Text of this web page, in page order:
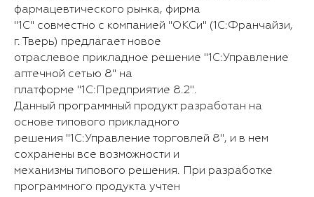
фармацевтического рынка, фирма
"1С" совместно с компанией "ОКСи" (1С:Франчайзи,
г. Тверь) предлагает новое
отраслевое прикладное решение "1С:Управление
аптечной сетью 8" на
платформе "1С:Предприятие 8.2".
Данный программный продукт разработан на
основе типового прикладного
решения "1С:Управление торговлей 8", и в нем
сохранены все возможности и
механизмы типового решения. При разработке
программного продукта учтен